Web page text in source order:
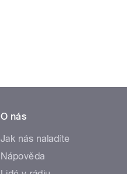
O nás
Jak nás naladíte
Nápověda